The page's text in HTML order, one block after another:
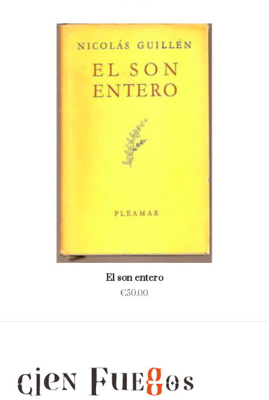
El son entero
€50.00